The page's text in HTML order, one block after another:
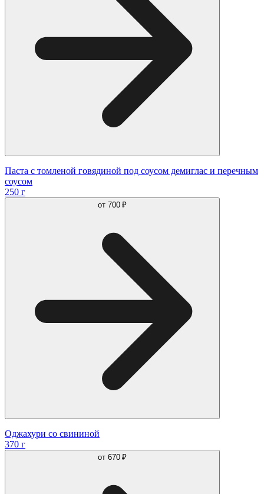
Паста с томленой говядиной под соусом демиглас и перечным
соусом
250 г
от 700 ₽
Оджахури со свининой
370 г
от 670 ₽